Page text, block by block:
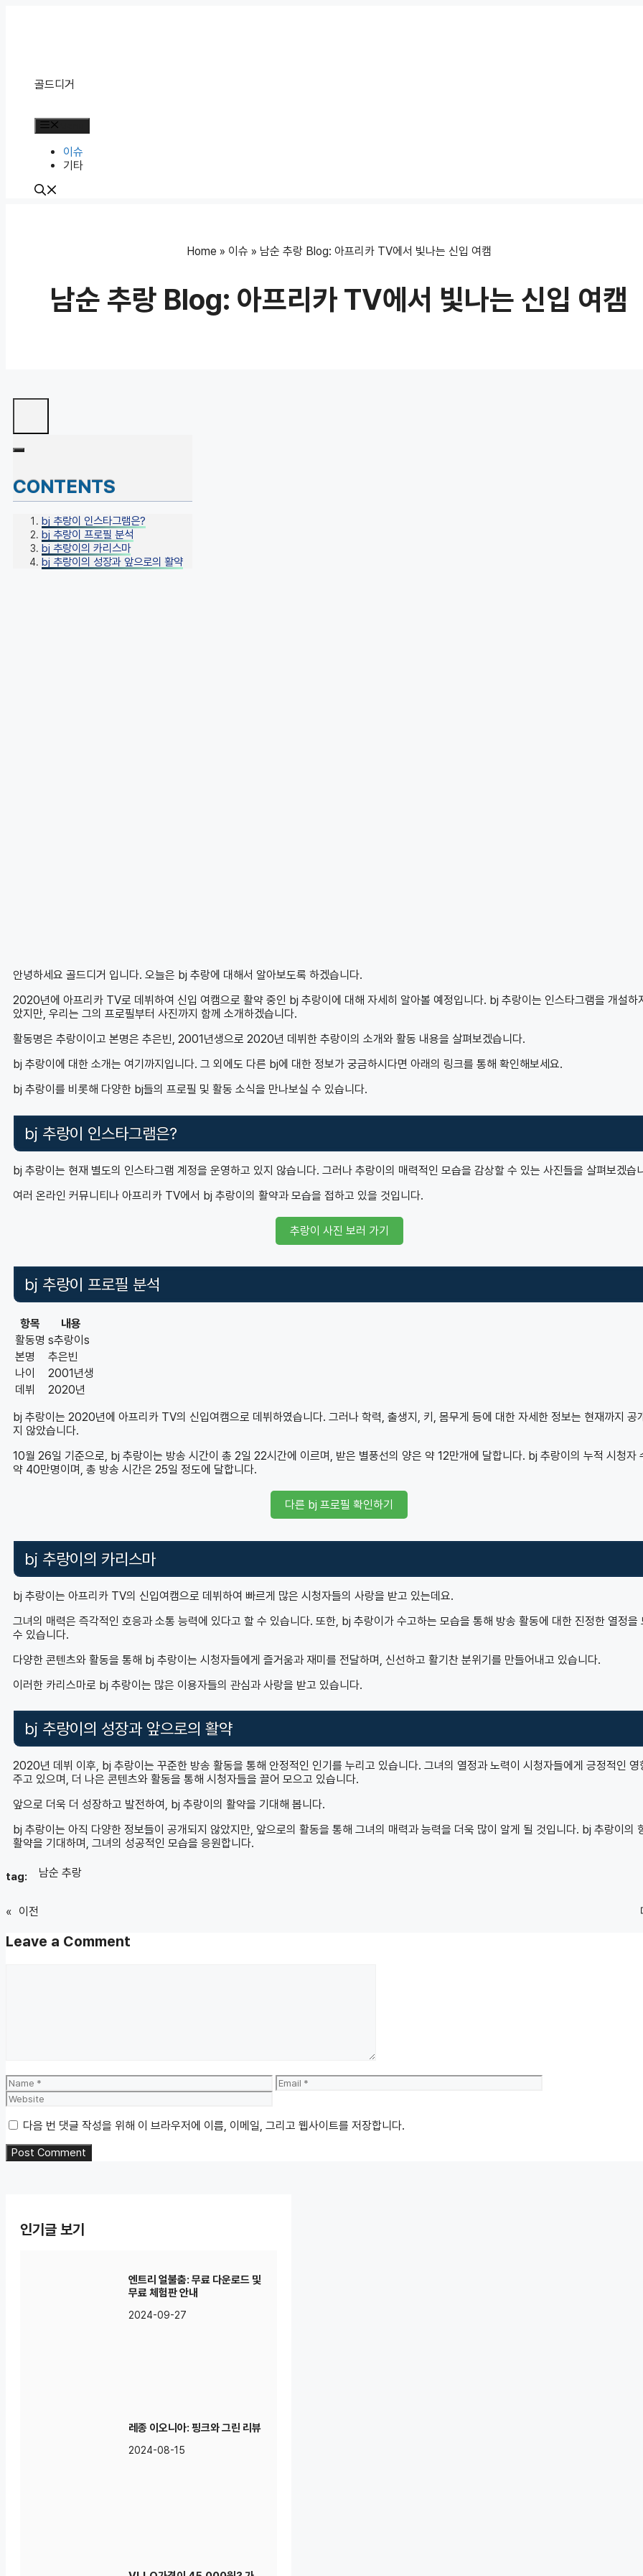
골드디거
이슈
기타
Home » 이슈 » 남순 추랑 Blog: 아프리카 TV에서 빛나는 신입 여캠
남순 추랑 Blog: 아프리카 TV에서 빛나는 신입 여캠
CONTENTS
bj 추랑이 인스타그램은?
bj 추랑이 프로필 분석
bj 추랑이의 카리스마
bj 추랑이의 성장과 앞으로의 활약
안녕하세요 골드디거 입니다. 오늘은 bj 추랑에 대해서 알아보도록 하겠습니다.
2020년에 아프리카 TV로 데뷔하여 신입 여캠으로 활약 중인 bj 추랑이에 대해 자세히 알아볼 예정입니다. bj 추랑이는 인스타그램을 개설하
았지만, 우리는 그의 프로필부터 사진까지 함께 소개하겠습니다.
활동명은 추랑이이고 본명은 추은빈, 2001년생으로 2020년 데뷔한 추랑이의 소개와 활동 내용을 살펴보겠습니다.
bj 추랑이에 대한 소개는 여기까지입니다. 그 외에도 다른 bj에 대한 정보가 궁금하시다면 아래의 링크를 통해 확인해보세요.
bj 추랑이를 비롯해 다양한 bj들의 프로필 및 활동 소식을 만나보실 수 있습니다.
bj 추랑이 인스타그램은?
bj 추랑이는 현재 별도의 인스타그램 계정을 운영하고 있지 않습니다. 그러나 추랑이의 매력적인 모습을 감상할 수 있는 사진들을 살펴보겠습
여러 온라인 커뮤니티나 아프리카 TV에서 bj 추랑이의 활약과 모습을 접하고 있을 것입니다.
추랑이 사진 보러 가기
bj 추랑이 프로필 분석
항목
내용
활동명 s추랑이s
본명
추은빈
나이
2001년생
데뷔
2020년
bj 추랑이는 2020년에 아프리카 TV의 신입여캠으로 데뷔하였습니다. 그러나 학력, 출생지, 키, 몸무게 등에 대한 자세한 정보는 현재까지 공
지 않았습니다.
10월 26일 기준으로, bj 추랑이는 방송 시간이 총 2일 22시간에 이르며, 받은 별풍선의 양은 약 12만개에 달합니다. bj 추랑이의 누적 시청자
약 40만명이며, 총 방송 시간은 25일 정도에 달합니다.
다른 bj 프로필 확인하기
bj 추랑이의 카리스마
bj 추랑이는 아프리카 TV의 신입여캠으로 데뷔하여 빠르게 많은 시청자들의 사랑을 받고 있는데요.
그녀의 매력은 즉각적인 호응과 소통 능력에 있다고 할 수 있습니다. 또한, bj 추랑이가 수고하는 모습을 통해 방송 활동에 대한 진정한 열정을
수 있습니다.
다양한 콘텐츠와 활동을 통해 bj 추랑이는 시청자들에게 즐거움과 재미를 전달하며, 신선하고 활기찬 분위기를 만들어내고 있습니다.
이러한 카리스마로 bj 추랑이는 많은 이용자들의 관심과 사랑을 받고 있습니다.
bj 추랑이의 성장과 앞으로의 활약
2020년 데뷔 이후, bj 추랑이는 꾸준한 방송 활동을 통해 안정적인 인기를 누리고 있습니다. 그녀의 열정과 노력이 시청자들에게 긍정적인 영
주고 있으며, 더 나은 콘텐츠와 활동을 통해 시청자들을 끌어 모으고 있습니다.
앞으로 더욱 더 성장하고 발전하여, bj 추랑이의 활약을 기대해 봅니다.
bj 추랑이는 아직 다양한 정보들이 공개되지 않았지만, 앞으로의 활동을 통해 그녀의 매력과 능력을 더욱 많이 알게 될 것입니다. bj 추랑이의
활약을 기대하며, 그녀의 성공적인 모습을 응원합니다.
tag: 남순 추랑
« 이전
Leave a Comment
Name Email
다음 번 댓글 작성을 위해 이 브라우저에 이름, 이메일, 그리고 웹사이트를 저장합니다.
인기글 보기
엔트리 얼불춤: 무료 다운로드 및
무료 체험판 안내
2024-09-27
레종 이오니아: 핑크와 그린 리뷰
2024-08-15